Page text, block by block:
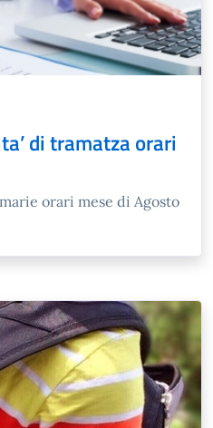
di tramatza orari
orari mese di Agosto